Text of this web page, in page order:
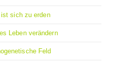
sich zu erden
Leben verändern
Feld